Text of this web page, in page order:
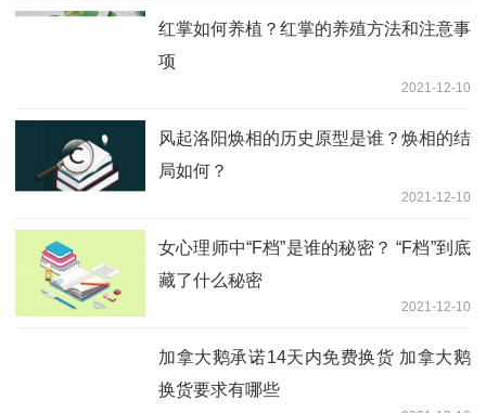
红掌如何养植？红掌的养殖方法和注意事
项
2021-12-10
风起洛阳焕相的历史原型是谁？焕相的结
局如何？
2021-12-10
女心理师中“F档”是谁的秘密？ “F档”到底
藏了什么秘密
2021-12-10
加拿大鹅承诺14天内免费换货 加拿大鹅
换货要求有哪些